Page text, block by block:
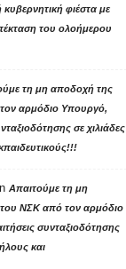
κυβερνητική φιέστα με
του ολοήμερου
τη μη αποδοχή της
αρμόδιο Υπουργό,
σε χιλιάδες
Απαιτούμε τη μη
ΝΣΚ από τον αρμόδιο
συνταξιοδότησης
και